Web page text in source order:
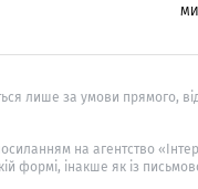
МИ
лише за умови прямого,
на агентство
інакше як із